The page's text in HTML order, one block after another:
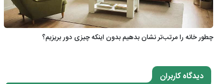
چطور خانه را مرتب‌تر نشان بدهیم بدون اینکه چیزی دور بریزیم؟
دیدگاه کاربران